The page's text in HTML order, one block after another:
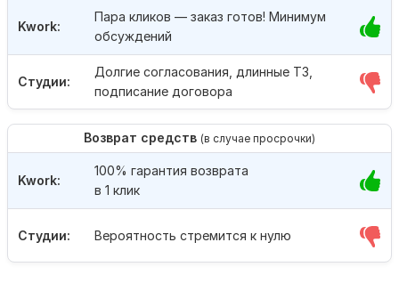
Студии:
Долгие согласования, длинные ТЗ,
подписание договора
Kwork:
Пара кликов — заказ готов! Минимум
обсуждений
Возврат средств (в случае просрочки)
Студии: Вероятность стремится к нулю
Kwork:
100% гарантия возврата
в 1 клик